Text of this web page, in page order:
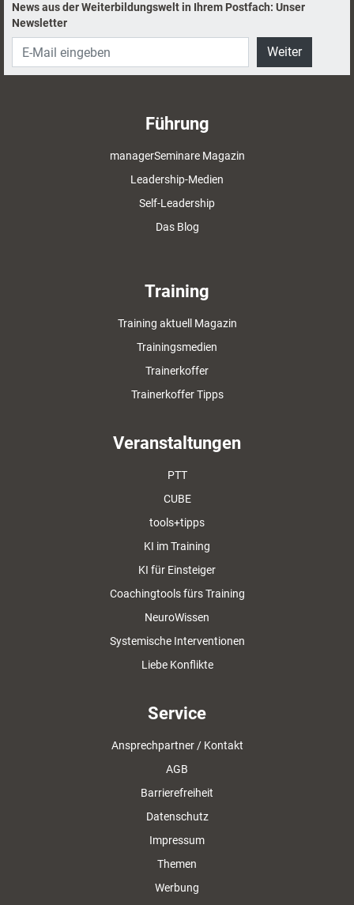
News aus der Weiterbildungswelt in Ihrem Postfach: Unser
Newsletter
Weiter
Führung
managerSeminare Magazin
Leadership-Medien
Self-Leadership
Das Blog
Training
Training aktuell Magazin
Trainingsmedien
Trainerkoffer
Trainerkoffer Tipps
Veranstaltungen
PTT
CUBE
tools+tipps
KI im Training
KI für Einsteiger
Coachingtools fürs Training
NeuroWissen
Systemische Interventionen
Liebe Konflikte
Service
Ansprechpartner / Kontakt
AGB
Barrierefreiheit
Datenschutz
Impressum
Themen
Werbung